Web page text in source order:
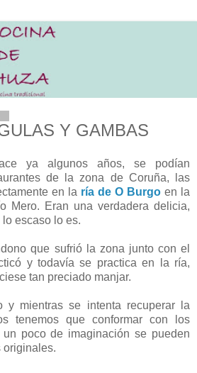
Y GAMBAS
ya algunos años, se podían
de la zona de Coruña, las
en la ría de O Burgo en la
Mero. Eran una verdadera delicia,
escaso lo es.
que sufrió la zona junto con el
y todavía se practica en la ría,
tan preciado manjar.
y mientras se intenta recuperar la
tenemos que conformar con los
poco de imaginación se pueden
originales.